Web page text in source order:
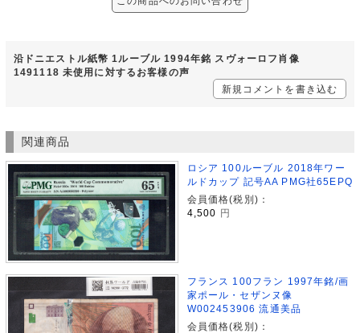
沿ドニエストル紙幣 1ルーブル 1994年銘 スヴォーロフ肖像
1491118 未使用に対するお客様の声
新規コメントを書き込む
関連商品
ロシア 100ルーブル 2018年ワー
ルドカップ 記号AA PMG社65EPQ
会員価格(税別)：
4,500
円
フランス 100フラン 1997年銘/画
家ポール・セザンヌ像
W002453906 流通美品
会員価格(税別)：